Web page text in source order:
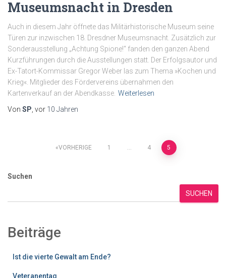
Museumsnacht in Dresden
Auch in diesem Jahr öffnete das Militärhistorische Museum seine
Türen zur inzwischen 18. Dresdner Museumsnacht. Zusätzlich zur
Sonderausstellung „Achtung Spione!“ fanden den ganzen Abend
Kurzführungen durch die Ausstellungen statt. Der Erfolgsautor und
Ex-Tatort-Kommissar Gregor Weber las zum Thema »Kochen und
Krieg«. Mitglieder des Fördervereins übernahmen den
Kartenverkauf an der Abendkasse. Weiterlesen
Von SP , vor 10 Jahren
Seitennummerierung
der
VORHERIGE 1 … 4 5
Suchen
SUCHEN
Beiträge
Ist die vierte Gewalt am Ende?
Veteranentag